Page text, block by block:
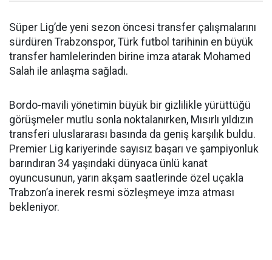
Süper Lig’de yeni sezon öncesi transfer çalışmalarını
sürdüren Trabzonspor, Türk futbol tarihinin en büyük
transfer hamlelerinden birine imza atarak Mohamed
Salah ile anlaşma sağladı.
Bordo-mavili yönetimin büyük bir gizlilikle yürüttüğü
görüşmeler mutlu sonla noktalanırken, Mısırlı yıldızın
transferi uluslararası basında da geniş karşılık buldu.
Premier Lig kariyerinde sayısız başarı ve şampiyonluk
barındıran 34 yaşındaki dünyaca ünlü kanat
oyuncusunun, yarın akşam saatlerinde özel uçakla
Trabzon’a inerek resmi sözleşmeye imza atması
bekleniyor.